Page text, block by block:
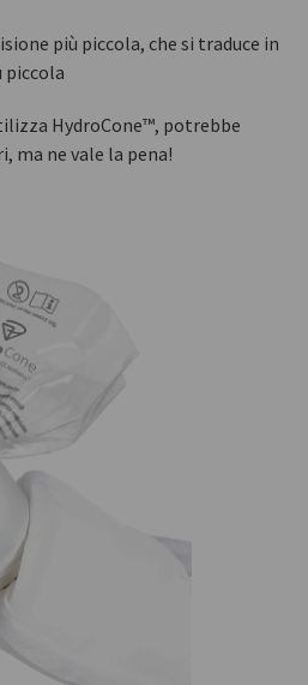
più piccola, che si traduce in
piccola
HydroCone™, potrebbe
ma ne vale la pena!